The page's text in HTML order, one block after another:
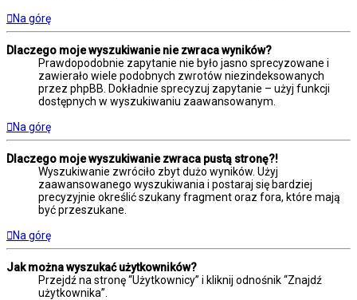
Na górę
Dlaczego moje wyszukiwanie nie zwraca wyników?
Prawdopodobnie zapytanie nie było jasno sprecyzowane i
zawierało wiele podobnych zwrotów niezindeksowanych
przez phpBB. Dokładnie sprecyzuj zapytanie – użyj funkcji
dostępnych w wyszukiwaniu zaawansowanym.
Na górę
Dlaczego moje wyszukiwanie zwraca pustą stronę?!
Wyszukiwanie zwróciło zbyt dużo wyników. Użyj
zaawansowanego wyszukiwania i postaraj się bardziej
precyzyjnie określić szukany fragment oraz fora, które mają
być przeszukane.
Na górę
Jak można wyszukać użytkowników?
Przejdź na stronę “Użytkownicy” i kliknij odnośnik “Znajdź
użytkownika”.